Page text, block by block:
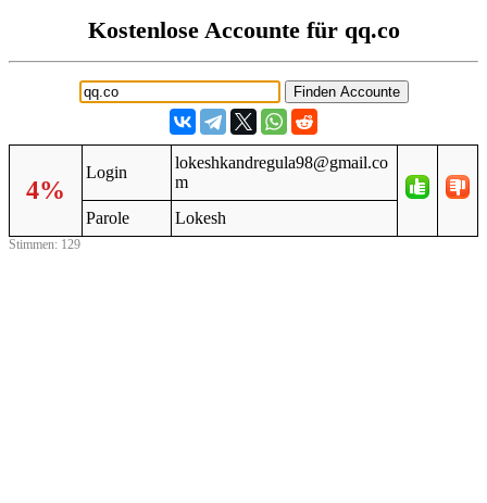
Kostenlose Accounte für qq.co
4%
Login
lokeshkandregula98@gmail.co
m
Parole
Lokesh
Stimmen: 129